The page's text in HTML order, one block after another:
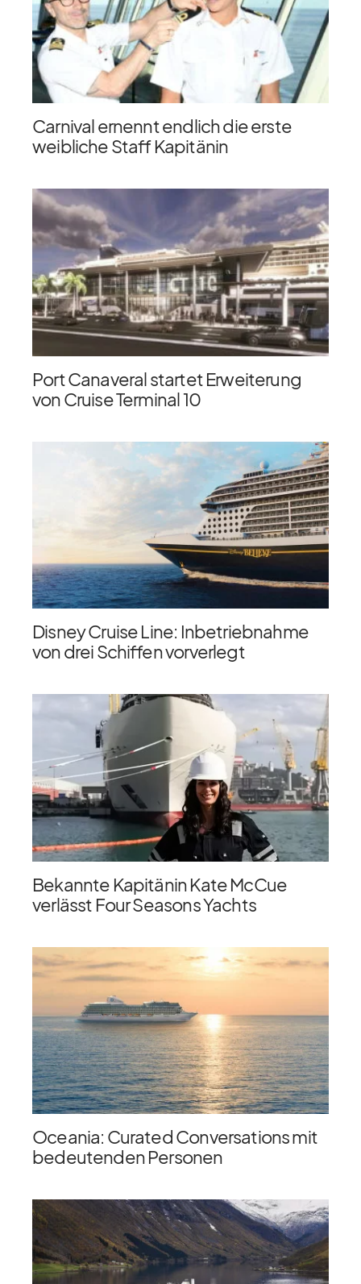
Carnival ernennt endlich die erste
weibliche Staff Kapitänin
Port Canaveral startet Erweiterung
von Cruise Terminal 10
Disney Cruise Line: Inbetriebnahme
von drei Schiffen vorverlegt
Bekannte Kapitänin Kate McCue
verlässt Four Seasons Yachts
Oceania: Curated Conversations mit
bedeutenden Personen